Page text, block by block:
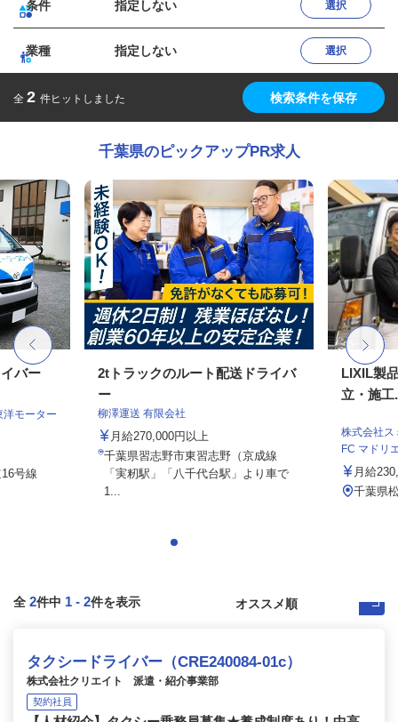
条件 指定しない 選択
業種 指定しない 選択
全 2 件ヒットしました 検索条件を保存
千葉県のピックアップPR求人
バー
モーター
号線
2tトラックのルート配送ドライバ
ー
柳澤運送 有限会社
月給270,000円以上
千葉県習志野市東習志野（京成線
「実籾駅」「八千代台駅」より車で
1...
LIXIL製
立・施工
株式会社ス
FC マドリ
月給
千葉県
全 2件中 1 - 2件を表示
タクシードライバー（CRE240084-01c）
株式会社クリエイト 派遣・紹介事業部
契約社員